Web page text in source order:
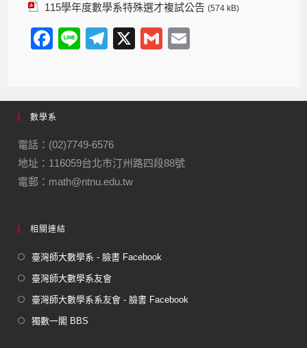
115學年度數學系特殊選才複試公告 (574 kB)
F
e
b
o
o
k
Li
T
gr
m
X
G
數學系
電話：(02)7749-6576
地址：116059台北市汀州路四段88號
電郵：math@ntnu.edu.tw
相關連結
臺灣師大數學系 - 臉書 Facebook
臺灣師大數學系友會
臺灣師大數學系系友會 - 臉書 Facebook
獨數一閣 BBS